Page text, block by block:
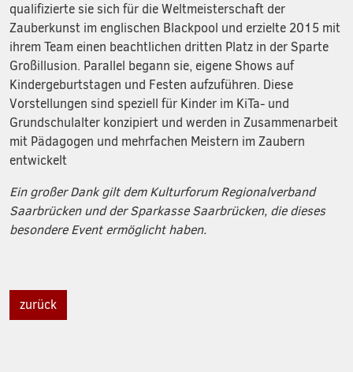
qualifizierte sie sich für die Weltmeisterschaft der
Zauberkunst im englischen Blackpool und erzielte 2015 mit
ihrem Team einen beachtlichen dritten Platz in der Sparte
Großillusion. Parallel begann sie, eigene Shows auf
Kindergeburtstagen und Festen aufzuführen. Diese
Vorstellungen sind speziell für Kinder im KiTa- und
Grundschulalter konzipiert und werden in Zusammenarbeit
mit Pädagogen und mehrfachen Meistern im Zaubern
entwickelt
Ein großer Dank gilt dem Kulturforum Regionalverband
Saarbrücken und der Sparkasse Saarbrücken, die dieses
besondere Event ermöglicht haben.
zurück